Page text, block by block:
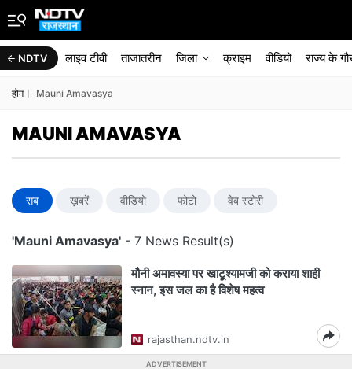
NDTV लाइव टीवी ताजातरीन जिला क्राइम वीडियो राज्‍य के
होम Mauni Amavasya
MAUNI AMAVASYA
सब ख़बरें वीडियो फोटो वेब स्टोरी
'Mauni Amavasya' - 7 News Result(s)
मौनी अमावस्‍या पर खाटूश्‍यामजी को कराया शाही
स्‍नान, इस जल का है व‍िशेष महत्‍व
rajasthan.ndtv.in
ADVERTISEMENT